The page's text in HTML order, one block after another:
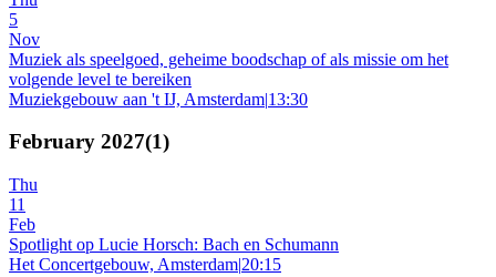
5
Nov
Muziek als speelgoed, geheime boodschap of als missie om het
volgende level te bereiken
Muziekgebouw aan 't IJ, Amsterdam|13:30
February 2027(1)
Thu
11
Feb
Spotlight op Lucie Horsch: Bach en Schumann
Het Concertgebouw, Amsterdam|20:15